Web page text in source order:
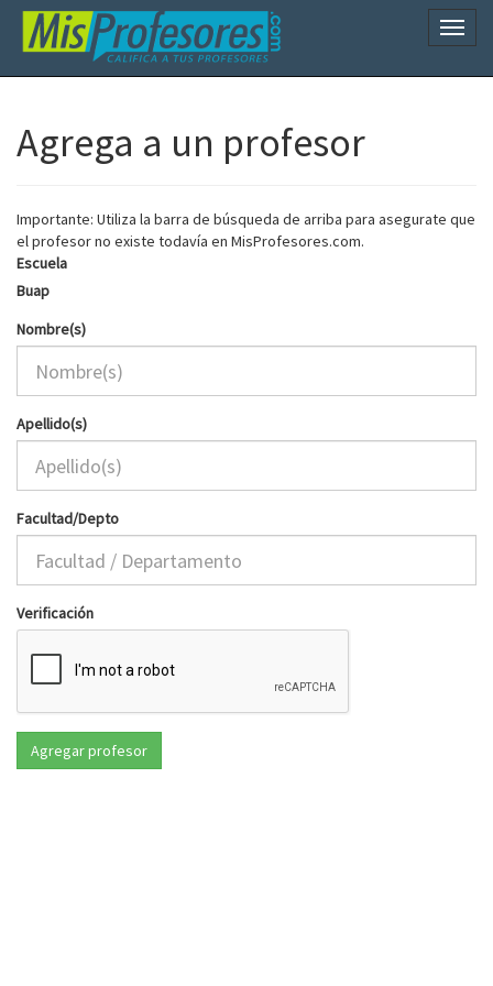
Agrega a un profesor
Importante: Utiliza la barra de búsqueda de arriba para asegurate que
el profesor no existe todavía en MisProfesores.com.
Escuela
Buap
Nombre(s)
Apellido(s)
Facultad/Depto
Verificación